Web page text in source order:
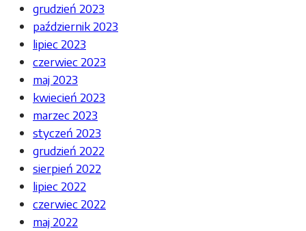
grudzień 2023
październik 2023
lipiec 2023
czerwiec 2023
maj 2023
kwiecień 2023
marzec 2023
styczeń 2023
grudzień 2022
sierpień 2022
lipiec 2022
czerwiec 2022
maj 2022